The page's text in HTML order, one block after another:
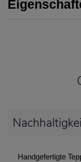
Handgefertigte